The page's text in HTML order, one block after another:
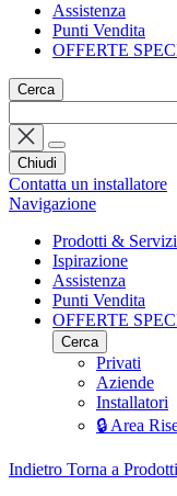
Assistenza
Punti Vendita
OFFERTE
Cerca
Chiudi
Contatta un installatore
Navigazione
Prodotti & Servizi
Ispirazione
Assistenza
Punti Vendita
OFFERTE
Cerca
Privati
Aziende
Installatori
🔒 Area
Indietro Torna a